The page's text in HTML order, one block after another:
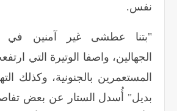
نفس.
"بتنا عطشى غير آمنين في
الجهالين، واصفا الوتيرة التي
المستعمرين بالجنونية، وكذلك
بديل" أُسدل الستار عن بعض